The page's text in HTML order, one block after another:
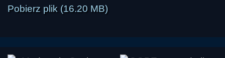
Pobierz plik (16.20 MB)